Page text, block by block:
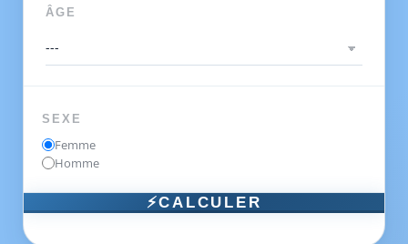
ÂGE
SEXE
Femme
Homme
⚡CALCULER